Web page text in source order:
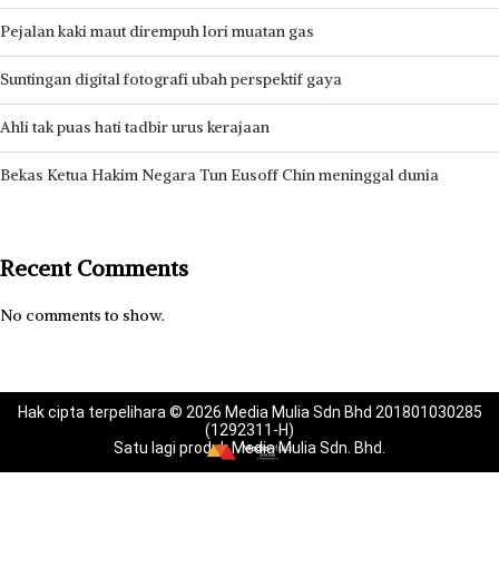
Pejalan kaki maut dirempuh lori muatan gas
Suntingan digital fotografi ubah perspektif gaya
Ahli tak puas hati tadbir urus kerajaan
Bekas Ketua Hakim Negara Tun Eusoff Chin meninggal dunia
Recent Comments
No comments to show.
Hak cipta terpelihara © 2026 Media Mulia Sdn Bhd 201801030285
(1292311-H)
Satu lagi produk Media Mulia Sdn. Bhd.